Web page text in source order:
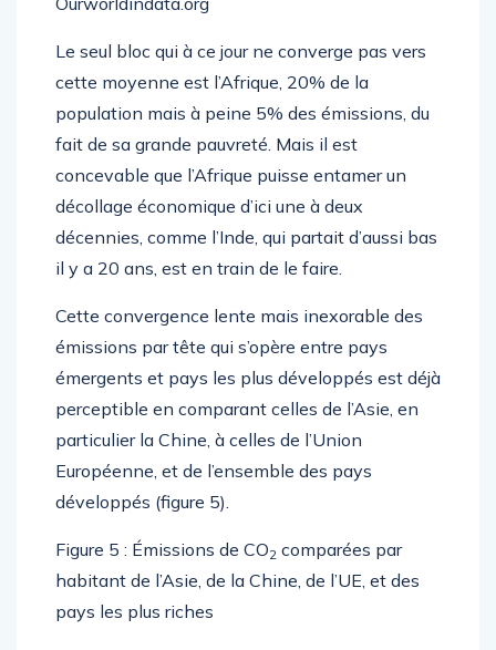
Le seul bloc qui à ce jour ne converge pas vers
cette moyenne est l’Afrique, 20% de la
population mais à peine 5% des émissions, du
fait de sa grande pauvreté. Mais il est
concevable que l’Afrique puisse entamer un
décollage économique d’ici une à deux
décennies, comme l’Inde, qui partait d’aussi bas
il y a 20 ans, est en train de le faire.
Cette convergence lente mais inexorable des
émissions par tête qui s’opère entre pays
émergents et pays les plus développés est déjà
perceptible en comparant celles de l’Asie, en
particulier la Chine, à celles de l’Union
Européenne, et de l’ensemble des pays
développés (figure 5).
Figure 5 : Émissions de CO2 comparées par
habitant de l’Asie, de la Chine, de l’UE, et des
pays les plus riches